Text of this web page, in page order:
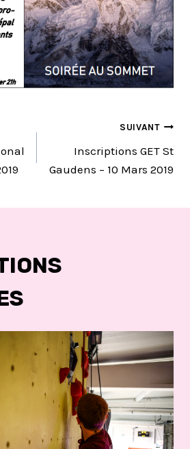
SUIVANT
Inscriptions GET St
Gaudens – 10 Mars 2019